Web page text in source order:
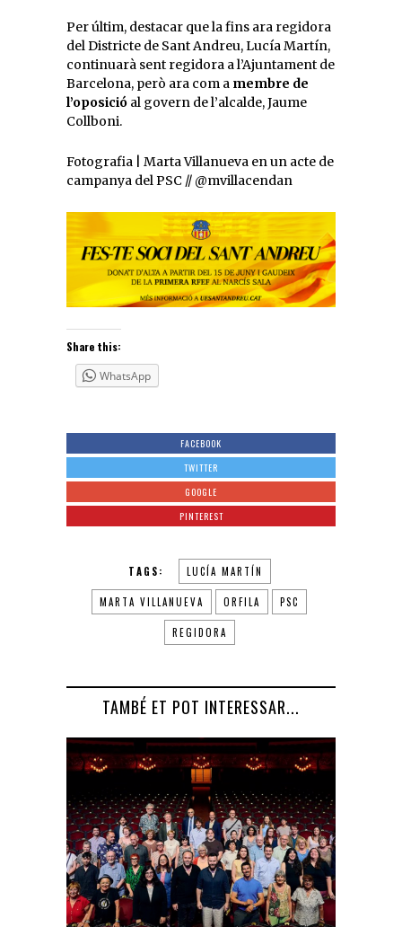
Per últim, destacar que la fins ara regidora
del Districte de Sant Andreu, Lucía Martín,
continuarà sent regidora a l’Ajuntament de
Barcelona, però ara com a membre de
l’oposició al govern de l’alcalde, Jaume
Collboni.
Fotografia | Marta Villanueva en un acte de
campanya del PSC // @mvillacendan
Share this:
WhatsApp
FACEBOOK
TWITTER
GOOGLE
PINTEREST
TAGS: LUCÍA MARTÍN
MARTA VILLANUEVA ORFILA PSC
REGIDORA
TAMBÉ ET POT INTERESSAR...